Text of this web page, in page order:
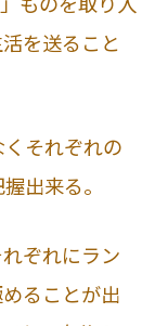
を送ること
それぞれの
出来る。
ぞれにラン
ることが出